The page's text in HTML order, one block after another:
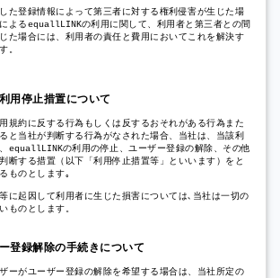
た登録情報によって第三者に対する権利侵害が生じた場
よるequallLINKの利用に関して、利用者と第三者との間
た場合には、利用者の責任と費用においてこれを解決す
。
用停止措置について
規約に反する行為もしくは反するおそれがある行為また
と当社が判断する行為がなされた場合、当社は、当該利
equallLINKの利用の停止、ユーザー登録の解除、その他
断する措置（以下「利用停止措置等」といいます）をと
ものとします｡
に起因して利用者に生じた損害については､当社は一切の
ものとします。
登録解除の手続きについて
ーがユーザー登録の解除を希望する場合は、当社所定の